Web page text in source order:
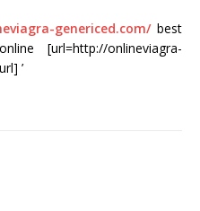
genericed.com/best
[url=http://onlineviagra-
’